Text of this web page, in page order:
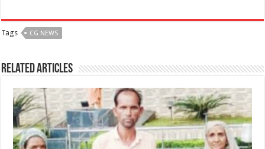
c
e
b
o
o
k
at
s
A
p
p
ss
n
g
e
r
itt
r
e
ra
m
ar
Tags CG NEWS
Related Articles